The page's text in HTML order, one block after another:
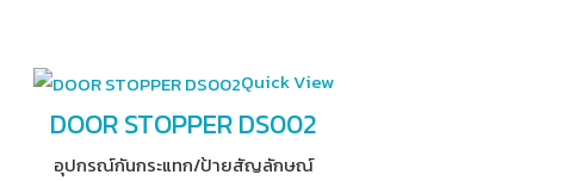
Quick View
DOOR STOPPER DS002
อุปกรณ์​กันกระแทก/ป้ายสัญลักษณ์